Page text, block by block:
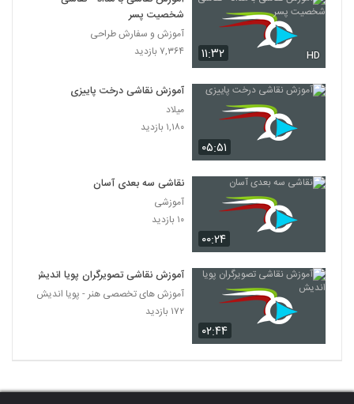
۱۱:۳۲ HD
شخصیت پسر
آموزش و سفارش طراحی
۷,۳۶۴ بازدید
۰۵:۵۱
آموزش نقاشی درخت پاییزی
میلاد
۱,۱۸۰ بازدید
۰۰:۲۴
نقاشی سه بعدی آسان
آموزشی
۱۰ بازدید
۰۲:۴۴
آموزش نقاشی تصویرگران پویا اندیش
آموزش های تخصصی هنر - پویا اندیش
۱۷۲ بازدید